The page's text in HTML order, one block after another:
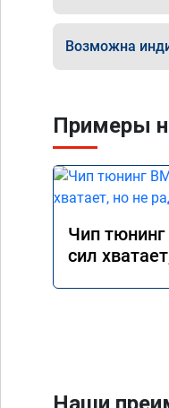
Возможна
Примеры
Чип тюнинг
сил